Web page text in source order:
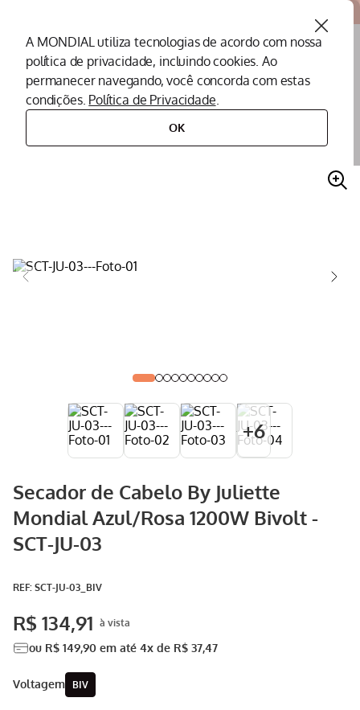
A MONDIAL utiliza tecnologias de acordo com nossa
política de privacidade, incluindo cookies. Ao
permanecer navegando, você concorda com estas
condições. Política de Privacidade.
OK
O que você procura?
secador de cabelos
+6
Secador de Cabelo By Juliette
Mondial Azul/Rosa 1200W Bivolt -
SCT-JU-03
: SCT-JU-03_BIV
R$ 134,91
ou R$ 149,90 em até 4x de R$ 37,47
voltagem BIV
5º Liquidificador
Multiprocessador